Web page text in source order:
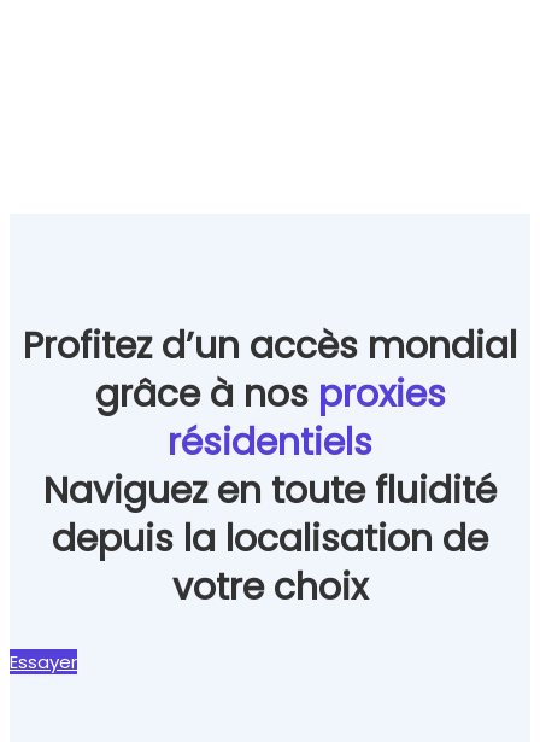
Profitez d’un accès mondial
grâce à nos proxies
résidentiels
Naviguez en toute fluidité
depuis la localisation de
votre choix
Essayer